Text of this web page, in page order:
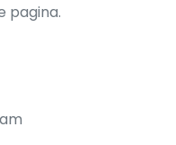
pagina.